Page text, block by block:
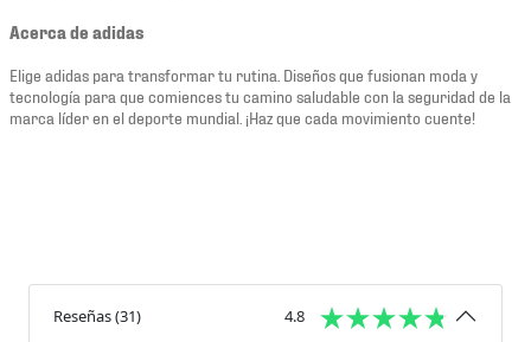
Acerca de adidas
Elige adidas para transformar tu rutina. Diseños que fusionan moda y
tecnología para que comiences tu camino saludable con la seguridad de la
marca líder en el deporte mundial. ¡Haz que cada movimiento cuente!
Reseñas(31) 4.8